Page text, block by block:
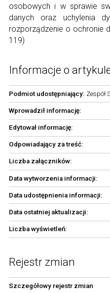
osobowych i w sprawie
danych oraz uchylenia
rozporządzenie o ochronie
119)
Informacje o
Podmiot udostępniający: Zespół
Wprowadził informację:
Edytował informację:
Odpowiadający za treść:
Liczba załączników:
Data wytworzenia informacji:
Data udostępnienia informacji:
Data ostatniej aktualizacji:
Liczba wyświetleń:
Rejestr zmian
Szczegółowy rejestr zmian